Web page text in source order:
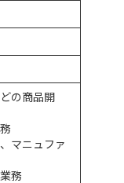
の商品開
マニュファ
務